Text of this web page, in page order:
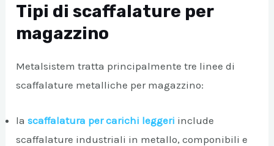
Tipi di scaffalature per
magazzino
Metalsistem tratta principalmente tre linee di
scaffalature metalliche per magazzino:
lascaffalatura per carichi leggeri include
scaffalature industriali in metallo, componibili e